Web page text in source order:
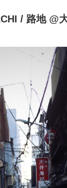
/ 路地 @